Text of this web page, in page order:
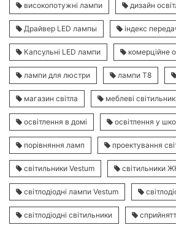
високопотужні лампи дизайн
Драйвер LED лампы індекс
Капсульні LED лампи комерційне
лампи для люстри лампи Т8
магазин світла меблеві
освітлення в домі освітлення у
порівняння ламп проектування
світильники Vestum світильники
світлодіодні лампи Vestum
світлодіодні світильники